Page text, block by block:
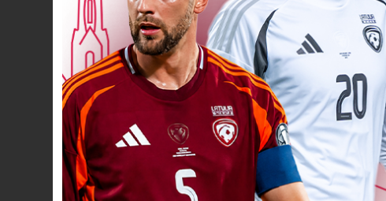
62’ Spēlētāja maiņa